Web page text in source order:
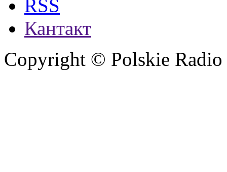
RSS
Кантакт
Copyright © Polskie